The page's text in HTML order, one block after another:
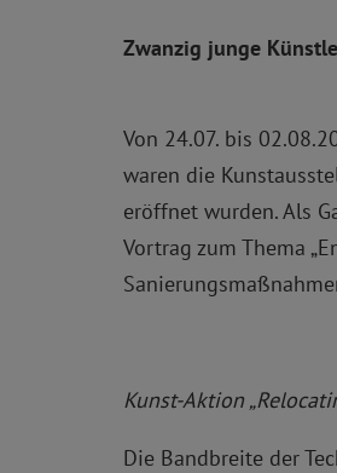
Zwanzig junge
Von 24.07. bis
waren die
eröffnet wurden. Als
Vortrag zum Thema
Kunst-Aktion
Die Bandbreite der